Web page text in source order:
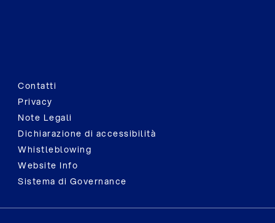
Contatti
Privacy
Note Legali
Dichiarazione di accessibilità
Whistleblowing
Website Info
Sistema di Governance